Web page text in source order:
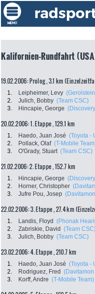
Kalifornien-Rundfahrt
19.02.2006: Prolog , 3.1 km
1. Leipheimer, Levy
2.
Julich, Bobby (Team CSC)
3.
Hincapie, George
20.02.2006: 1. Etappe , 129.1 km
1. Haedo, Juan José (Toyota -
2.
Pollack, Olaf (T-Mobile
3.
O'Grady, Stuart (Team CSC)
21.02.2006: 2. Etappe , 152.7 km
1. Hincapie, George
2.
Horner, Christopher
3.
Jufre Pou, Josep
22.02.2006: 3. Etappe , 27.4 km
1. Landis, Floyd (Phonak
2.
Zabriskie, David (Team
3.
Julich, Bobby (Team CSC)
23.02.2006: 4. Etappe , 210.7 km
1. Haedo, Juan José (Toyota -
2.
Rodriguez, Fred (Davitamon
3.
Korff, Andre (T-Mobile Team)